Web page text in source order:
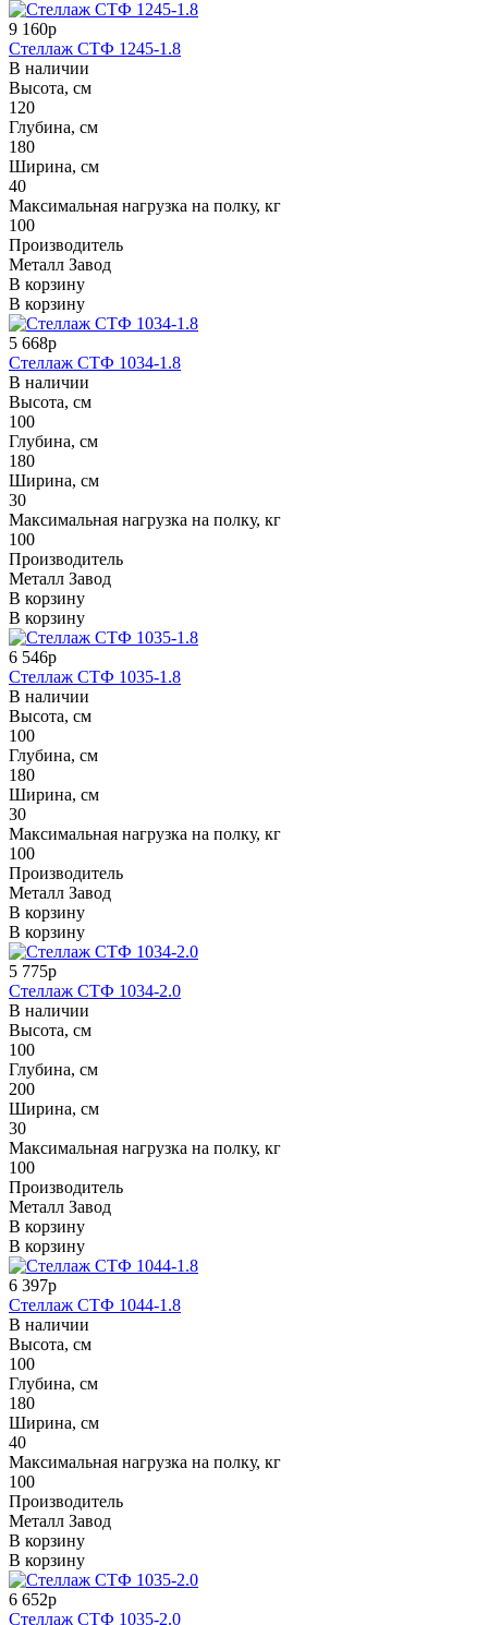
9 160р
Стеллаж СТФ 1245-1.8
В наличии
Высота, см
120
Глубина, см
180
Ширина, см
40
Максимальная нагрузка на полку, кг
100
Производитель
Металл Завод
В корзину
В корзину
5 668р
Стеллаж СТФ 1034-1.8
В наличии
Высота, см
100
Глубина, см
180
Ширина, см
30
Максимальная нагрузка на полку, кг
100
Производитель
Металл Завод
В корзину
В корзину
6 546р
Стеллаж СТФ 1035-1.8
В наличии
Высота, см
100
Глубина, см
180
Ширина, см
30
Максимальная нагрузка на полку, кг
100
Производитель
Металл Завод
В корзину
В корзину
5 775р
Стеллаж СТФ 1034-2.0
В наличии
Высота, см
100
Глубина, см
200
Ширина, см
30
Максимальная нагрузка на полку, кг
100
Производитель
Металл Завод
В корзину
В корзину
6 397р
Стеллаж СТФ 1044-1.8
В наличии
Высота, см
100
Глубина, см
180
Ширина, см
40
Максимальная нагрузка на полку, кг
100
Производитель
Металл Завод
В корзину
В корзину
6 652р
Стеллаж СТФ 1035-2.0